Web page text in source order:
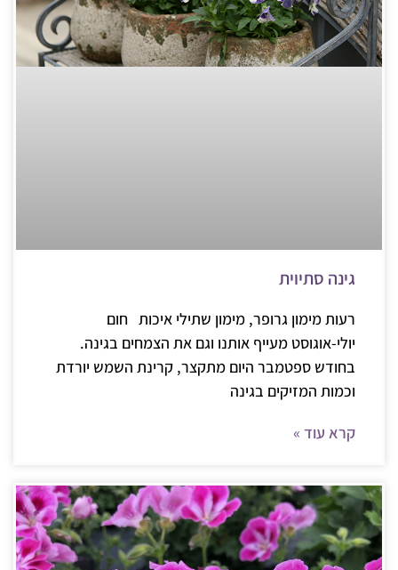
גינה סתיוית
רעות מימון גרופר, מימון שתילי איכות חום
יולי-אוגוסט מעייף אותנו וגם את הצמחים בגינה.
בחודש ספטמבר היום מתקצר, קרינת השמש יורדת
וכמות המזיקים בגינה
קרא עוד »